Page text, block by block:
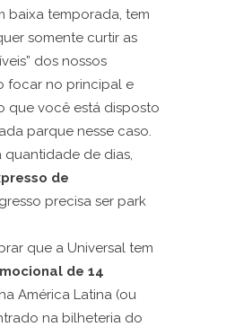
baixa temporada, tem
somente curtir as
dos nossos
focar no principal e
que você está disposto
parque nesse caso.
de dias,
de
precisa ser park
que a Universal tem
de 14
América Latina (ou
na bilheteria do